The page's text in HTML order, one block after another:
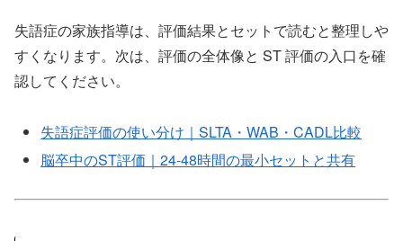
失語症の家族指導は、評価結果とセットで読むと整理しや
すくなります。次は、評価の全体像と ST 評価の入口を確
認してください。
失語症評価の使い分け｜SLTA・WAB・CADL比較
脳卒中のST評価｜24-48時間の最小セットと共有